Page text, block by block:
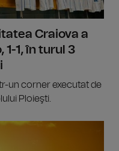
Craiova a
1-1, în turul 3
un corner executat de
Ploieşti.